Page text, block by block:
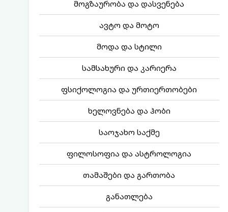
მოგზაურობა და დასვენება
ავტო და მოტო
მოდა და სტილი
სამსახური და კარიერა
ფსიქოლოგია და ურთიერთობები
ხელოვნება და ჰობი
საოჯახო საქმე
ფილოსოფია და ასტროლოგია
თამაშები და გართობა
განათლება